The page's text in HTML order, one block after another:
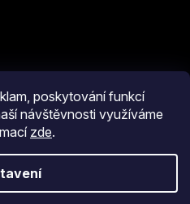
poskytování funkcí
návštěvnosti využíváme
zde.
Shoptet
. Všechna práva vyhrazena.
cookies